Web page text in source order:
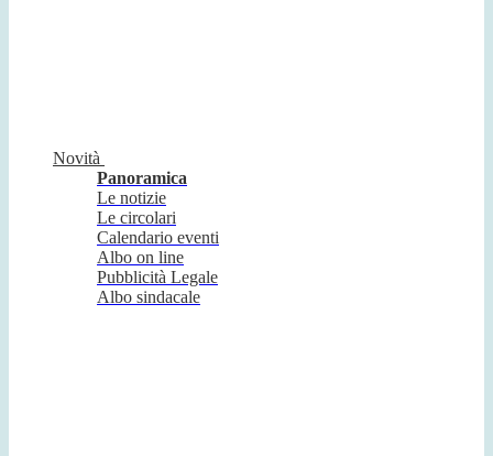
Novità
Panoramica
Le notizie
Le circolari
Calendario eventi
Albo on line
Pubblicità Legale
Albo sindacale